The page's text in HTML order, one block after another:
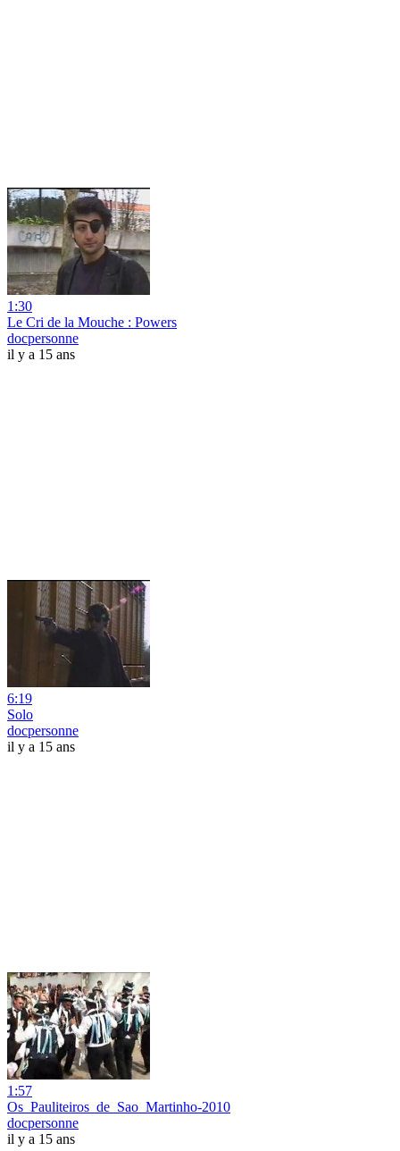
1:30
Le Cri de la Mouche : Powers
docpersonne
il y a 15 ans
6:19
Solo
docpersonne
il y a 15 ans
1:57
Os_Pauliteiros_de_Sao_Martinho-2010
docpersonne
il y a 15 ans